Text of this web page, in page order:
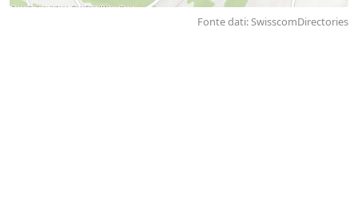
Fonte dati: SwisscomDirectories